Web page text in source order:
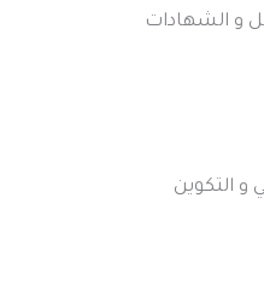
و الشهادات
و التكوين